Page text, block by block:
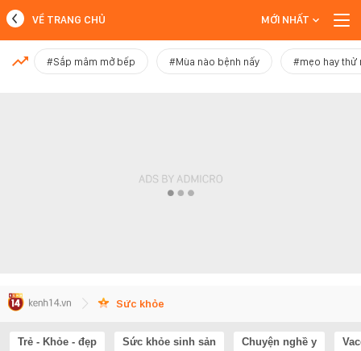
MỚI NHẤT
VỀ TRANG CHỦ MỚI NHẤT
#Sắp mâm mở bếp #Mùa nào bệnh nấy #mẹo hay thử
Sức khỏe
Trẻ - Khỏe - đẹp Sức khỏe sinh sản Chuyện nghề y